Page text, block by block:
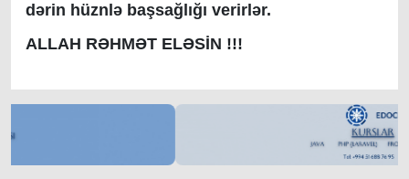
dərin hüznlə başsağlığı verirlər.
ALLAH RƏHMƏT ELƏSİN !!!